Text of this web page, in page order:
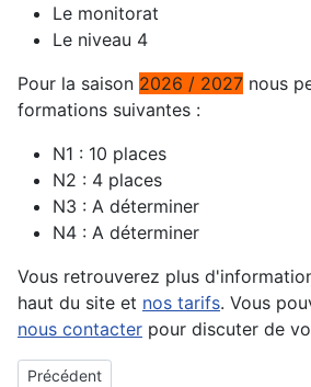
Le monitorat
Le niveau 4
Pour la saison 2026 / 2027 nous
formations suivantes :
N1 : 10 places
N2 : 4 places
N3 : A déterminer
N4 : A déterminer
Vous retrouverez plus
haut du site et nos tarifs. Vous
nous contacter pour discuter de
Article précédent : Horaires / Lieu
Précédent